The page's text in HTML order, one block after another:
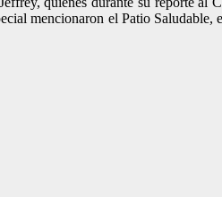
mencionaron el Patio